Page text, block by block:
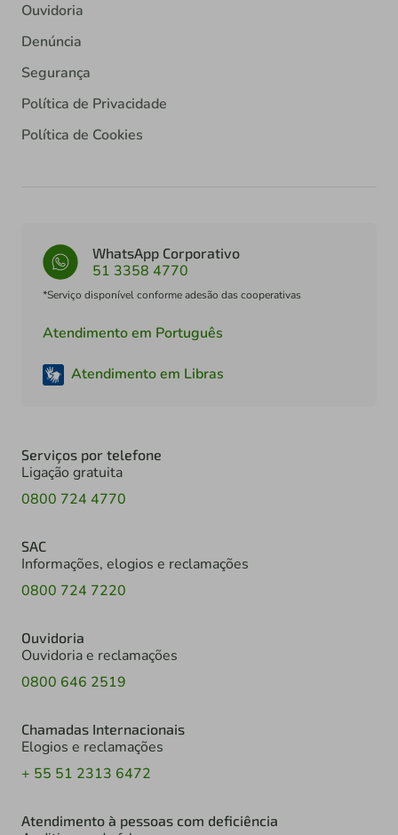
Ouvidoria
Denúncia
Segurança
Política de Privacidade
Política de Cookies
WhatsApp Corporativo
51 3358 4770
*Serviço disponível conforme adesão das cooperativas
Atendimento em Português
Atendimento em Libras
Serviços por telefone
Ligação gratuita
0800 724 4770
SAC
Informações, elogios e reclamações
0800 724 7220
Ouvidoria
Ouvidoria e reclamações
0800 646 2519
Chamadas Internacionais
Elogios e reclamações
+ 55 51 2313 6472
Atendimento à pessoas com deficiência